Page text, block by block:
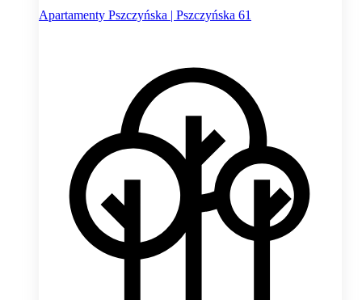
Apartamenty Pszczyńska | Pszczyńska 61